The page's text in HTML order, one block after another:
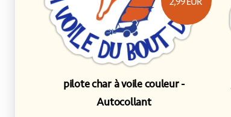
pilote char à voile couleur
Autocollant